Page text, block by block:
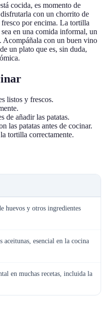
cocida, es momento de
con un chorrito de
por encima. La tortilla
en una comida informal, un
Acompáñala con un buen vino
un plato que es, sin duda,
listos y frescos.
de añadir las patatas.
las patatas antes de cocinar.
tortilla correctamente.
huevos y otros ingredientes
aceitunas, esencial en la cocina
en muchas recetas, incluida la